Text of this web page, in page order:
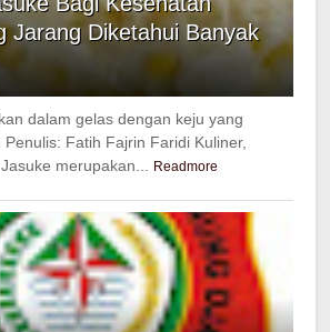
Jarang Diketahui Banyak
dalam gelas dengan keju yang
Fatih Fajrin Faridi Kuliner,
merupakan...
Readmore